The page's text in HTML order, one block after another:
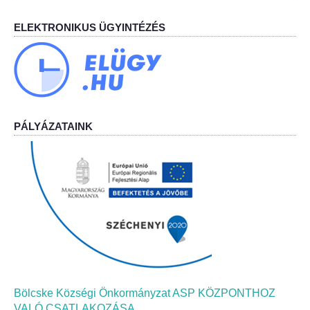
Bölcskei Néptánc Egyesület
Bölcskei Polgárőrség
HIVATAL
Szervezeti felépítés
Dokumentumok
Nyomtatványok
ELEKTRONIKUS ÜGYINTÉZÉS
PÁLYÁZATAINK
Bölcske Községi Önkormányzat ASP KÖZPONTHOZ